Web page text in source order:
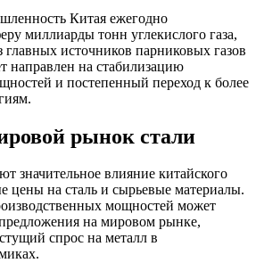
Китая ежегодно
миллиарды тонн углекислого газа,
главных источников парниковых газов
направлен на стабилизацию
и постепенный переход к более
рынок стали
значительное влияние китайского
цены на сталь и сырьевые материалы.
мощностей может
на мировом рынке,
спрос на металл в